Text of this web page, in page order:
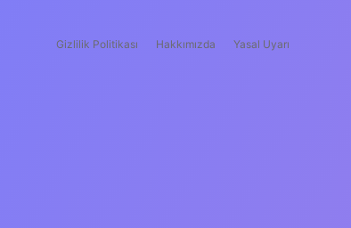
Gizlilik Politikası Hakkımızda Yasal Uyarı